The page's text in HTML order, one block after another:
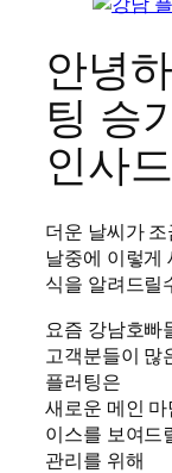
안녕
팅 승
인사
더운 날씨가
날중에 이렇게
식을 알려드릴
요즘 강남호빠
고객분들이 많
플러팅은
새로운 메인
이스를 보여드
관리를 위해